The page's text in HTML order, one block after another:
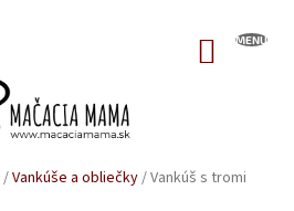
/Vankúše a obliečky/Vankúš s tromi